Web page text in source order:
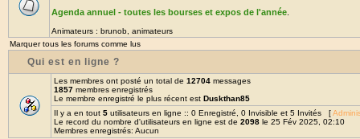
Agenda annuel - toutes les bourses et expos de l'année
Animateurs : brunob animateurs
Marquer tous les forums comme lus
Qui est en ligne ?
Les membres ont posté un total de 12704 messages
1857 membres enregistrés
Le membre enregistré le plus récent est Duskthan85
Il y a en tout 5 utilisateurs en ligne :: 0 Enregistré, 0 Invisible et 5 Invités [
Le record du nombre d'utilisateurs en ligne est de 2098 le 25 Fév 2025, 02:10
Membres enregistrés: Aucun